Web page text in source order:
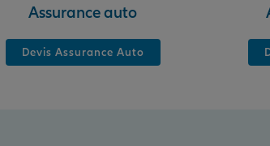
Assurance auto
Devis Assurance Auto